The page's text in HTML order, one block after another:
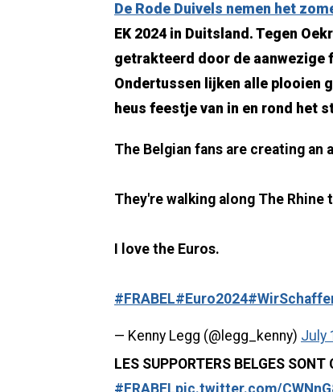
De Rode Duivels nemen het
EK 2024 in Duitsland. Tegen
getrakteerd door de aanwezige
Ondertussen lijken alle plooien
heus feestje van in en rond het
The Belgian fans are creating an
They're walking along The
I love the Euros.
#FRABEL#Euro2024
— Kenny Legg (@legg_kenny) July
LES SUPPORTERS BELGES
#FRABELpic.twitter.com/